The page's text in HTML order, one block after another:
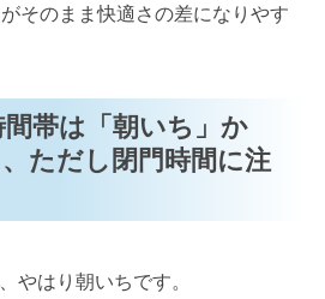
そのまま快適さの差になりやす
帯は「朝いち」か
、ただし閉門時間に注
やはり朝いちです。